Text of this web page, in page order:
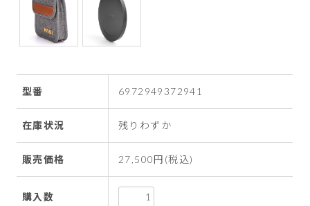
型番 6972949372941
在庫状況 残りわずか
販売価格 27,500円(税込)
購入数